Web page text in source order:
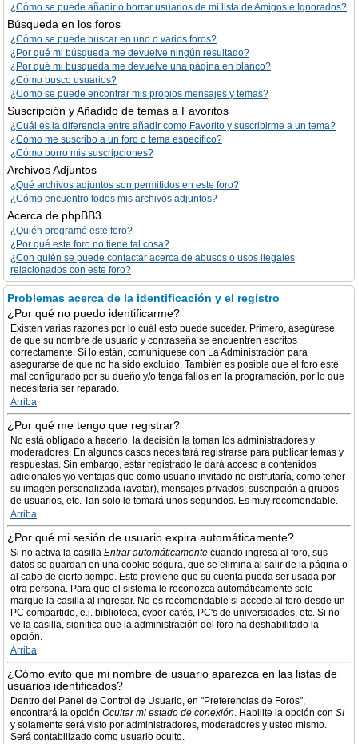
¿Cómo se puede añadir o borrar usuarios de mi lista de Amigos e Ignorados?
Búsqueda en los foros
¿Cómo se puede buscar en uno o varios foros?
¿Por qué mi búsqueda me devuelve ningún resultado?
¿Por qué mi búsqueda me devuelve una página en blanco?
¿Cómo busco usuarios?
¿Como se puede encontrar mis propios mensajes y temas?
Suscripción y Añadido de temas a Favoritos
¿Cuál es la diferencia entre añadir como Favorito y suscribirme a un tema?
¿Cómo me suscribo a un foro o tema específico?
¿Cómo borro mis suscripciones?
Archivos Adjuntos
¿Qué archivos adjuntos son permitidos en este foro?
¿Cómo encuentro todos mis archivos adjuntos?
Acerca de phpBB3
¿Quién programó este foro?
¿Por qué este foro no tiene tal cosa?
¿Con quién se puede contactar acerca de abusos o usos ilegales
relacionados con este foro?
Problemas acerca de la identificación y el registro
¿Por qué no puedo identificarme?
Existen varias razones por lo cuál esto puede suceder. Primero, asegúrese
de que su nombre de usuario y contraseña se encuentren escritos
correctamente. Si lo están, comuníquese con La Administración para
asegurarse de que no ha sido excluido. También es posible que el foro esté
mal configurado por su dueño y/o tenga fallos en la programación, por lo que
necesitaría ser reparado.
Arriba
¿Por qué me tengo que registrar?
No está obligado a hacerlo, la decisión la toman los administradores y
moderadores. En algunos casos necesitará registrarse para publicar temas y
respuestas. Sin embargo, estar registrado le dará acceso a contenidos
adicionales y/o ventajas que como usuario invitado no disfrutaría, como tener
su imagen personalizada (avatar), mensajes privados, suscripción a grupos
de usuarios, etc. Tan solo le tomará unos segundos. Es muy recomendable.
Arriba
¿Por qué mi sesión de usuario expira automáticamente?
Si no activa la casilla Entrar automáticamente cuando ingresa al foro, sus
datos se guardan en una cookie segura, que se elimina al salir de la página o
al cabo de cierto tiempo. Esto previene que su cuenta pueda ser usada por
otra persona. Para que el sistema le reconozca automáticamente solo
marque la casilla al ingresar. No es recomendable si accede al foro desde un
PC compartido, e.j. biblioteca, cyber-cafés, PC's de universidades, etc. Si no
ve la casilla, significa que la administración del foro ha deshabilitado la
opción.
Arriba
¿Cómo evito que mi nombre de usuario aparezca en las listas de
usuarios identificados?
Dentro del Panel de Control de Usuario, en "Preferencias de Foros",
encontrará la opción Ocultar mi estado de conexión. Habilite la opción con SI
y solamente será visto por administradores, moderadores y usted mismo.
Será contabilizado como usuario oculto.